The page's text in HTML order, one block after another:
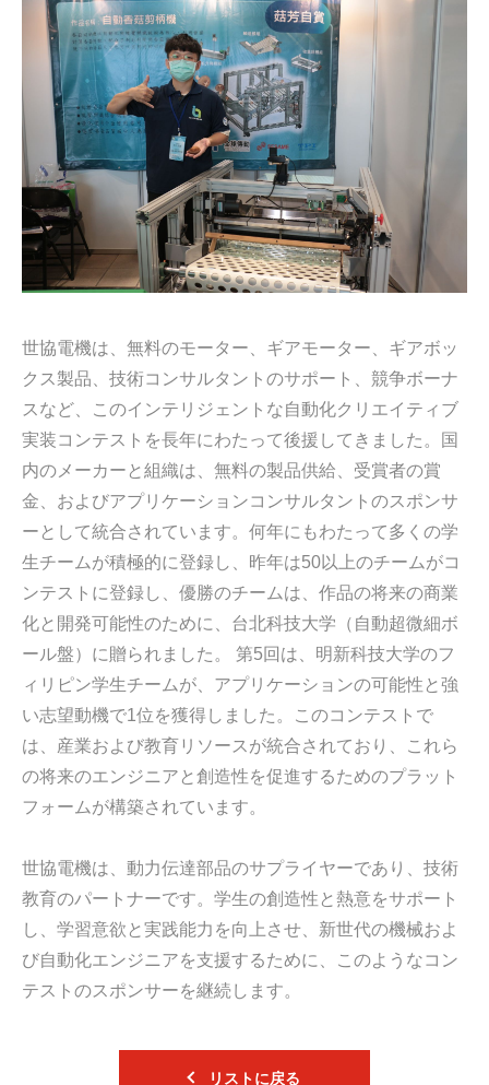
世協電機は、無料のモーター、ギアモーター、ギアボッ
クス製品、技術コンサルタントのサポート、競争ボーナ
スなど、このインテリジェントな自動化クリエイティブ
実装コンテストを長年にわたって後援してきました。国
内のメーカーと組織は、無料の製品供給、受賞者の賞
金、およびアプリケーションコンサルタントのスポンサ
ーとして統合されています。何年にもわたって多くの学
生チームが積極的に登録し、昨年は50以上のチームがコ
ンテストに登録し、優勝のチームは、作品の将来の商業
化と開発可能性のために、台北科技大学（自動超微細ボ
ール盤）に贈られました。 第5回は、明新科技大学のフ
ィリピン学生チームが、アプリケーションの可能性と強
い志望動機で1位を獲得しました。このコンテストで
は、産業および教育リソースが統合されており、これら
の将来のエンジニアと創造性を促進するためのプラット
フォームが構築されています。
世協電機は、動力伝達部品のサプライヤーであり、技術
教育のパートナーです。学生の創造性と熱意をサポート
し、学習意欲と実践能力を向上させ、新世代の機械およ
び自動化エンジニアを支援するために、このようなコン
テストのスポンサーを継続します。
リストに戻る